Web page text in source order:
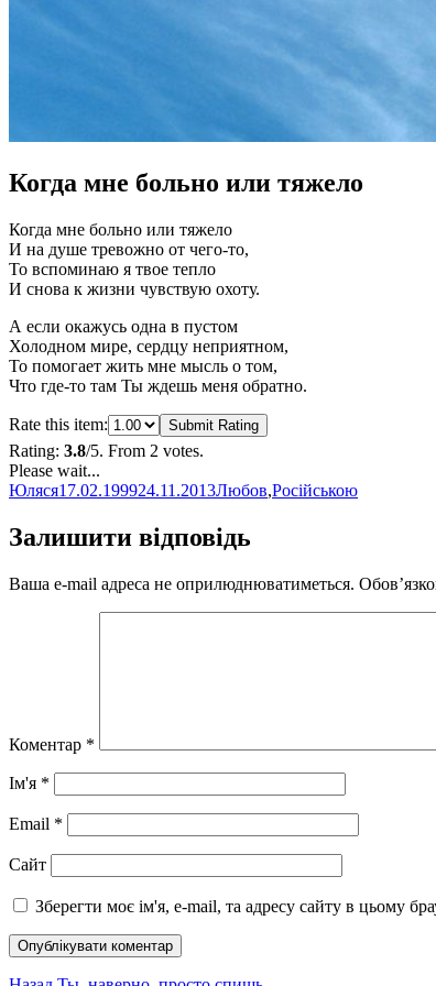
Когда мне больно или тяжело
Когда мне больно или тяжело
И на душе тревожно от чего-то,
То вспоминаю я твое тепло
И снова к жизни чувствую охоту.
А если окажусь одна в пустом
Холодном мире, сердцу неприятном,
То помогает жить мне мысль о том,
Что где-то там Ты ждешь меня обратно.
Rate this item: Submit Rating
Rating: 3.8/5. From 2 votes.
Please wait...
Автор
ЮлясяОприлюднено
17.02.199924.11.2013Категорії
Любов,Російською
Залишити відповідь
Ваша e-mail адреса не оприлюднюватиметься.
Коментар *
Ім'я *
Email *
Сайт
Зберегти моє ім'я, e-mail, та адресу сайту в цьому